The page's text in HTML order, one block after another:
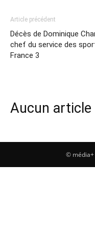
Article précédent
Décès de Dominique
chef du service des
France 3
Aucun article
© média+